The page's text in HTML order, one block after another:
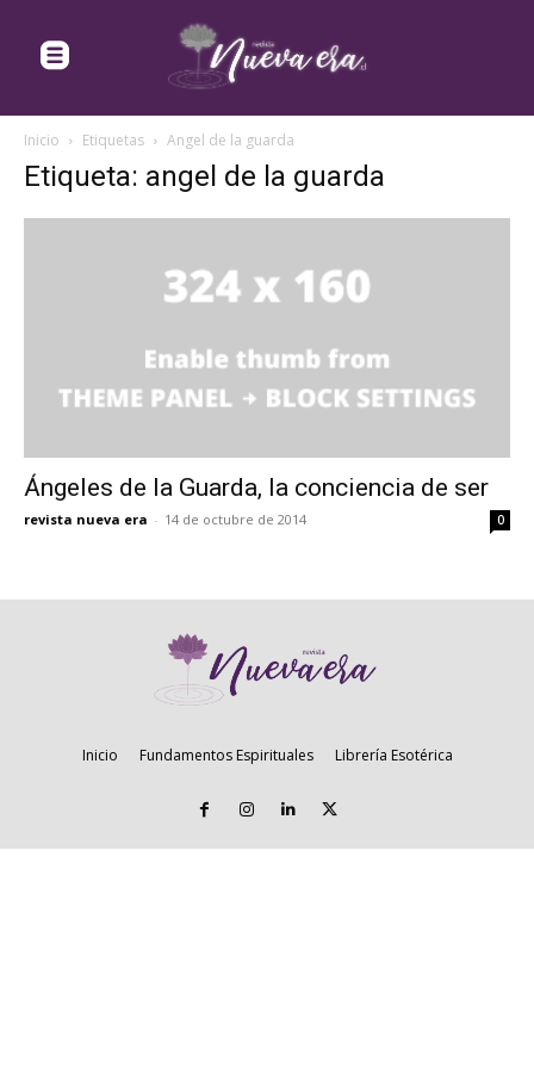
Inicio Etiquetas Angel de la guarda
Etiqueta: angel de la guarda
Ángeles de la Guarda, la conciencia de ser
revista nueva era - 14 de octubre de 2014 0
Inicio Fundamentos Espirituales Librería Esotérica